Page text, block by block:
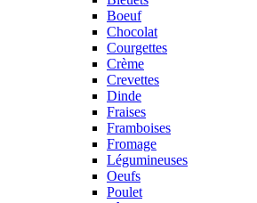
Boeuf
Chocolat
Courgettes
Crème
Crevettes
Dinde
Fraises
Framboises
Fromage
Légumineuses
Oeufs
Poulet